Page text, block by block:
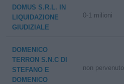
DOMUS S.R.L. IN
LIQUIDAZIONE
GIUDIZIALE
0-1 milioni
DOMENICO
TERRON S.N.C DI
STEFANO E
DOMENICO
non pervenuto